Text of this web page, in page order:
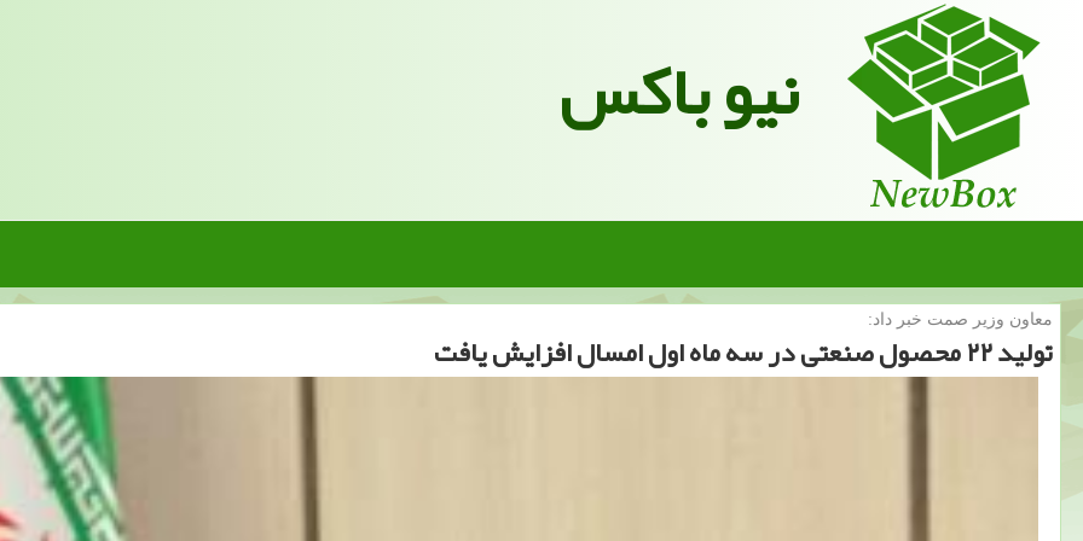
نیو باکس
معاون وزیر صمت خبر داد:
تولید ۲۲ محصول صنعتی در سه ماه اول امسال افزایش یافت